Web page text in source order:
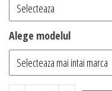
Alege modelul